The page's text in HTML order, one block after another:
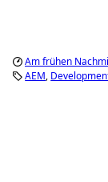
Am frühen
AEM